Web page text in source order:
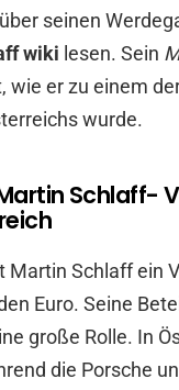
seinen
wiki lesen. Sein
wie er zu einem
wurde.
Schlaff-
Martin Schlaff ein
Euro. Seine
große Rolle. In
die Porsche